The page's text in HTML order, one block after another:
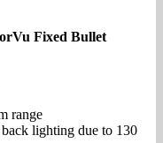
Fixed Bullet
range
lighting due to 130